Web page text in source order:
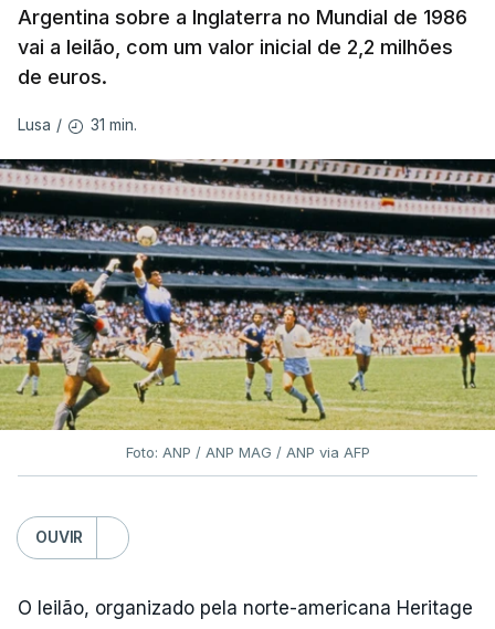
Argentina sobre a Inglaterra no Mundial de 1986
vai a leilão, com um valor inicial de 2,2 milhões
de euros.
Lusa / 31 min.
Foto: ANP / ANP MAG / ANP via AFP
OUVIR
O leilão, organizado pela norte-americana Heritage